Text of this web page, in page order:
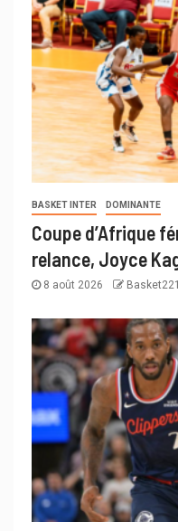
BASKET INTER DOMINANTE
Coupe d’Afrique
relance, Joyce
8 août 2026 Basket221